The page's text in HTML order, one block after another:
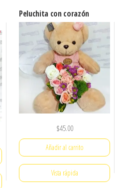
Peluchita con corazón
$45.00
Añadir al carrito
Vista rápida